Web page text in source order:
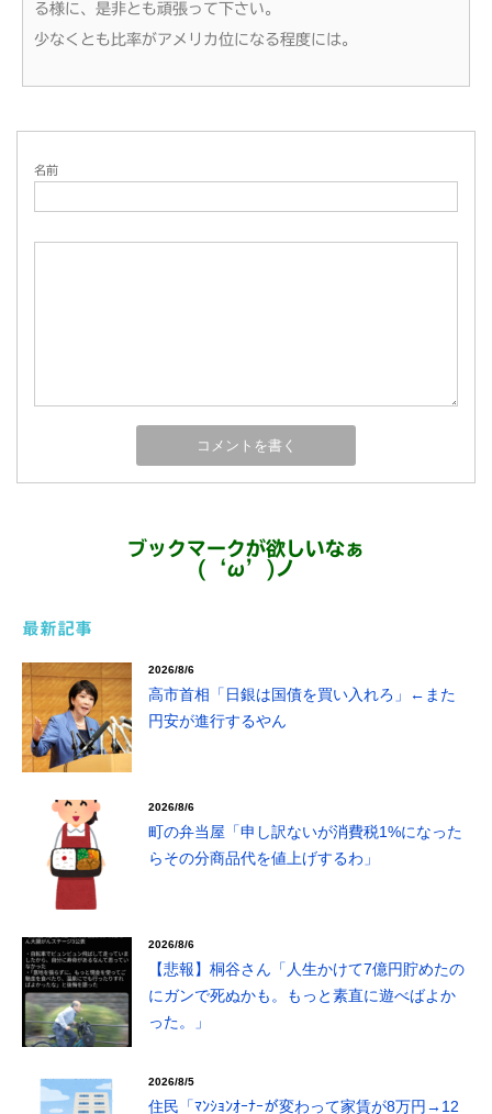
る様に、是非とも頑張って下さい。
少なくとも比率がアメリカ位になる程度には。
名前
ブックマークが欲しいなぁ
(‘ω’)ノ
最新記事
2026/8/6
高市首相「日銀は国債を買い入れろ」←また
円安が進行するやん
2026/8/6
町の弁当屋「申し訳ないが消費税1%になった
らその分商品代を値上げするわ」
2026/8/6
【悲報】桐谷さん「人生かけて7億円貯めたの
にガンで死ぬかも。もっと素直に遊べばよか
った。」
2026/8/5
住民「ﾏﾝｼｮﾝｵｰﾅｰが変わって家賃が8万円→12